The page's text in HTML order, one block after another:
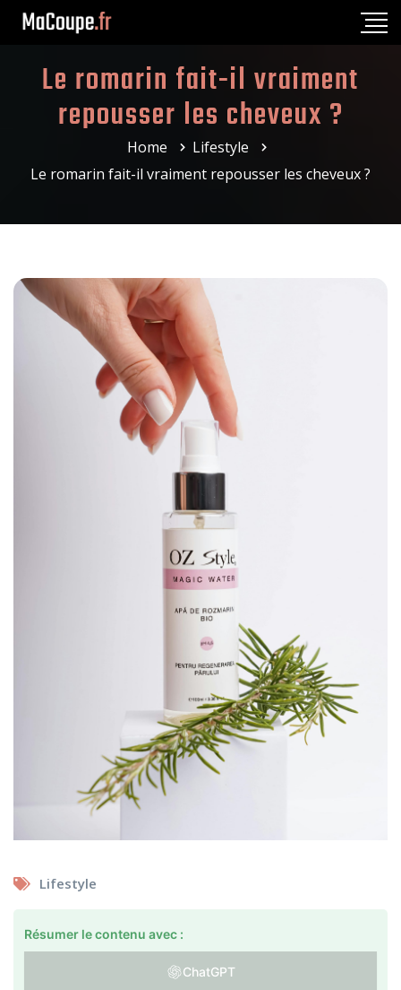
Le romarin fait-il vraiment
repousser les cheveux ?
Home
Lifestyle
Le romarin fait-il vraiment repousser les cheveux ?
Lifestyle
Résumer le contenu avec :
ChatGPT